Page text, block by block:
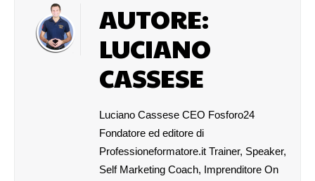
AUTORE:
LUCIANO
CASSESE
Luciano Cassese CEO Fosforo24
Fondatore ed editore di
Professioneformatore.it Trainer, Speaker,
Self Marketing Coach, Imprenditore On